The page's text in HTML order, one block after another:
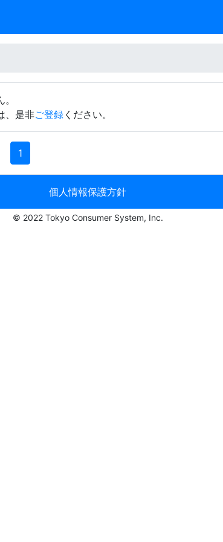
、是非ご登録 ください。
1
個人情報保護方針
© 2022 Tokyo Consumer System, Inc.